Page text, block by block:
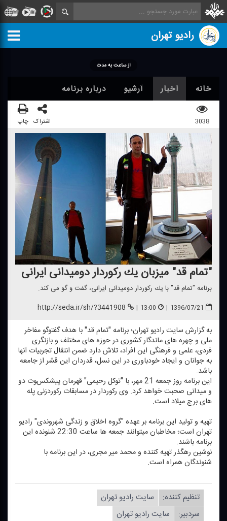
رادیو تهران
از ساعت به مدت
خانه اخبار آرشیو درباره برنامه
3038 اشتراک چاپ
"تمام قد" میزبان یك ركوردار دومیدانی ایرانی
برنامه "تمام قد" با یك ركوردار دومیدانی ایرانی، گفت و گو می كند.
1396/07/21
|
13:00
|
http://seda.ir/sh/?3441908
به گزارش سایت رادیو تهران؛ برنامه "تمام قد" با هدف گفت‎وگو مفاخر
ملی و چهره های ماندگار كشوری در حوزه های مختلف و بازنگری
فردی، علمی و فرهنگی این افراد، تلاش دارد ضمن انتقال تجربیات آنها
به جوانان و ایجاد خودباوری در این نسل، قدردان این قشر از جامعه
باشد.
این برنامه روز جمعه 21 مهر، با "توكل رحیمی" قهرمان پیشكسوت دو
و میدانی صحبت خواهد كرد. وی ركوردار در مسابقات ركوردزنی پله
های برج میلاد است.
تهیه و تولید این برنامه بر عهده "گروه اخلاق و زندگی شهروندی" رادیو
تهران است؛ مخاطبان می‎توانند جمعه ها ساعت 22:30 شنونده این
برنامه باشند.
نوشین رهگذر تهیه كننده و محمد میر مجری، در این برنامه با
شنوندگان همراه است.
تنظیم كننده:
سایت رادیو تهران
سردبیر:
سایت رادیو تهران